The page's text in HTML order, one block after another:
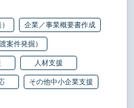
企業／事業概要書作成
案件発掘）
人材支援
その他中小企業支援